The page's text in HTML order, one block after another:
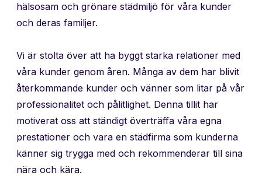
hälsosam och grönare städmiljö för våra kunder
och deras familjer.
Vi är stolta över att ha byggt starka relationer med
våra kunder genom åren. Många av dem har blivit
återkommande kunder och vänner som litar på vår
professionalitet och pålitlighet. Denna tillit har
motiverat oss att ständigt överträffa våra egna
prestationer och vara en städfirma som kunderna
känner sig trygga med och rekommenderar till sina
nära och kära.